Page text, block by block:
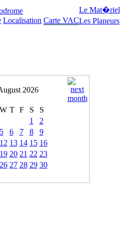
Localisation Carte VAC
Le Mat�riel
Les Planeurs
2026
W T F S
S
1
2
5 6 7 8
9
12 13 14 15 16
19 20 21 22 23
26 27 28 29 30